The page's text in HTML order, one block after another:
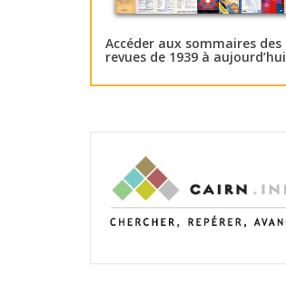
Accéder aux sommaires des
revues de 1939 à aujourd’hui